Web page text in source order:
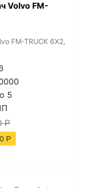
Volvo FM-
FM-TRUCK 6X2,
5
Р
Р